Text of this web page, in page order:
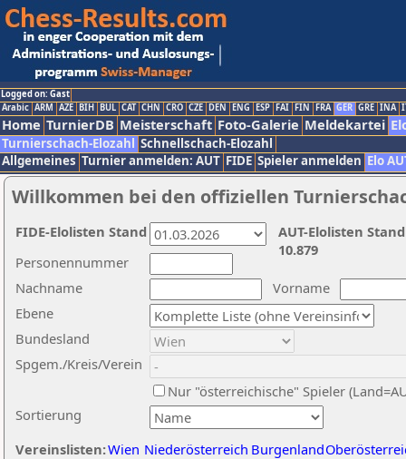
Logged on: Gast
Arabic ARM AZE BIH BUL CAT CHN CRO CZE DEN ENG ESP FAI FIN FRA GER GRE INA
Home TurnierDB Meisterschaft Foto-Galerie Meldekartei
Turnierschach-Elozahl Schnellschach-Elozahl
Allgemeines Turnier anmelden: AUT FIDE Spieler anmelden Elo
Willkommen bei den offiziellen
Nachname
Vorname
Ebene
Sortierung
Personennummer
Bundesland
Spgem./Kreis/Verein
Nur "österreichische" Spieler
Vereinslisten:Wien Niederösterreich Burgenland
AUT-Elolisten
10.879
FIDE-Elolisten Stand